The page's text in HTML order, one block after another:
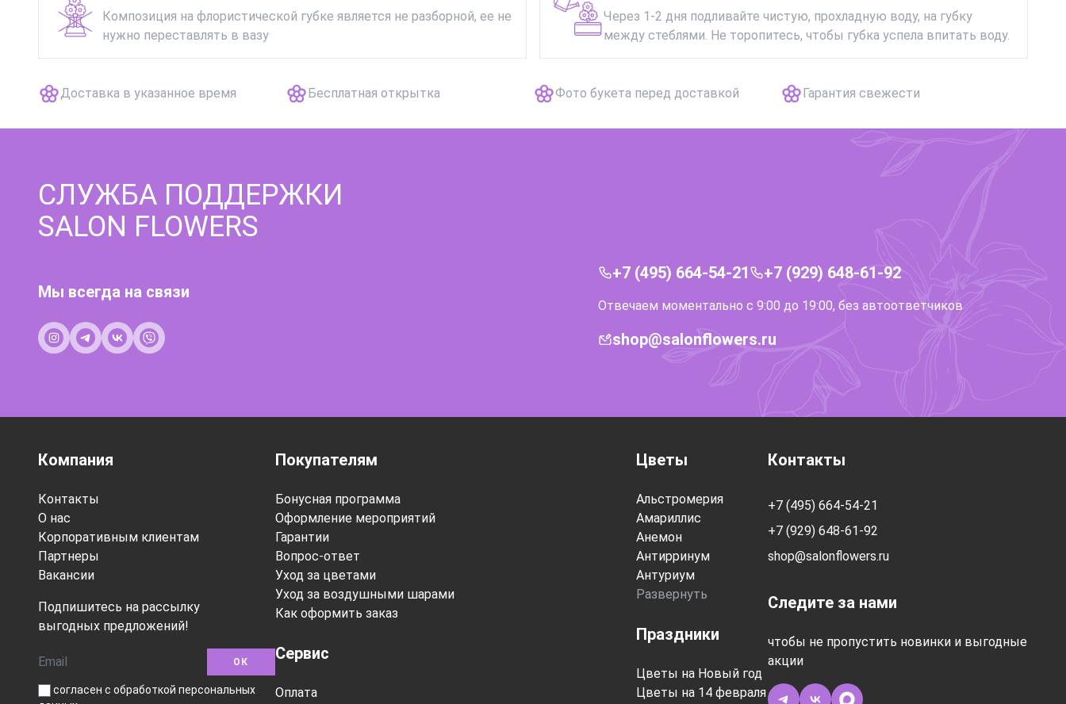
Композиция на флористической губке является не разборной, ее не
нужно переставлять в вазу
Через 1-2 дня подливайте чистую, прохладную воду, на губку
между стеблями. Не торопитесь, чтобы губка успела впитать воду.
Доставка в указанное время Бесплатная открытка Фото букета перед доставкой Гарантия свежести
СЛУЖБА ПОДДЕРЖКИ
SALON FLOWERS
Мы всегда на связи
+7 (495) 664-54-21 +7 (929) 648-61-92
Отвечаем моментально с 9:00 до 19:00, без автоответчиков
shop@salonflowers.ru
Компания
Контакты
О нас
Корпоративным клиентам
Партнеры
Вакансии
Подпишитесь на рассылку
выгодных предложений!
ОК
согласен с обработкой персональных
Покупателям
Бонусная программа
Оформление мероприятий
Гарантии
Вопрос-ответ
Уход за цветами
Уход за воздушными шарами
Как оформить заказ
Сервис
Оплата
Цветы
Альстромерия
Амариллис
Анемон
Антирринум
Антуриум
Развернуть
Праздники
Цветы на Новый год
Цветы на 14 февраля
Контакты
+7 (495) 664-54-21
+7 (929) 648-61-92
shop@salonflowers.ru
Следите за нами
чтобы не пропустить новинки и выгодные
акции